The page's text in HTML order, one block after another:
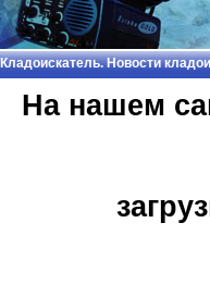
Кладоискатель. Новости
На нашем